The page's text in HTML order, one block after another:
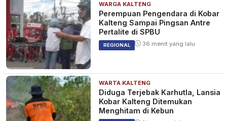
Kapolda Kalsel Bersama Lintas
Sektoral Bahas Pengamanan
Natal dan Malam Tahun Baru
KALSEL 4 tahun yang lalu
Satgas Covid-19: Syarat
Perjalanan Saat Libur Nataru, di
Bawah 12 Tahun Wajib PCR
4 tahun yang lalu
WARGA KALTENG
Perempuan Pengendara di Kobar
Kalteng Sampai Pingsan Antre
Pertalite di SPBU
REGIONAL 36 menit yang lalu
WARTA KALTENG
Diduga Terjebak Karhutla, Lansia
Kobar Kalteng Ditemukan
Menghitam di Kebun